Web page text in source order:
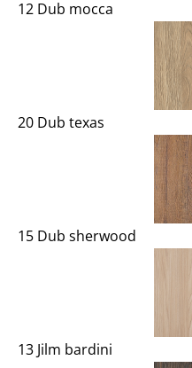
12 Dub mocca
20 Dub texas
15 Dub sherwood
13 Jilm bardini